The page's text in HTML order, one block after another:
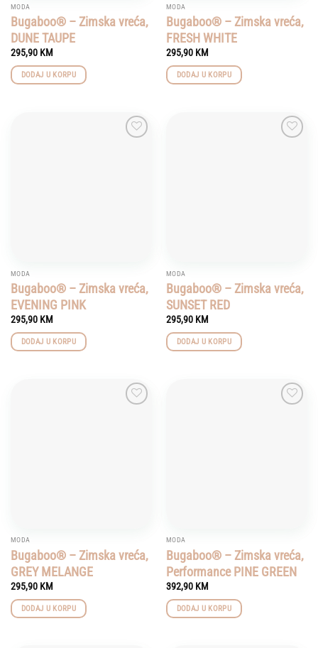
MODA
Bugaboo® – Zimska vreća,
DUNE TAUPE
295,90 KM
DODAJ U KORPU
MODA
Bugaboo® – Zimska vreća,
FRESH WHITE
295,90 KM
DODAJ U KORPU
MODA
Bugaboo® – Zimska vreća,
EVENING PINK
295,90 KM
DODAJ U KORPU
MODA
Bugaboo® – Zimska vreća,
SUNSET RED
295,90 KM
DODAJ U KORPU
MODA
Bugaboo® – Zimska vreća,
GREY MELANGE
295,90 KM
DODAJ U KORPU
MODA
Bugaboo® – Zimska vreća,
Performance PINE GREEN
392,90 KM
DODAJ U KORPU